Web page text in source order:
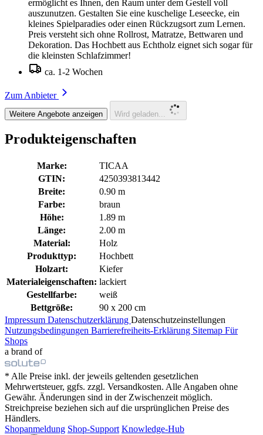
ermöglicht es Ihnen, den Raum unter dem Gestell voll
auszunutzen. Gestalten Sie eine kuschelige Leseecke, ein
kleines Spielparadies oder einen Rückzugsort zum Lernen.
Preis versteht sich ohne Rollrost, Matratze, Bettwaren und
Dekoration. Das Hochbett aus Echtholz eignet sich sogar für
die kleinsten Schlafzimmer!
ca. 1-2 Wochen
Zum Anbieter
Weitere Angebote anzeigen Wird geladen...
Produkteigenschaften
Marke:
TICAA
GTIN:
4250393813442
Breite:
0.90 m
Farbe:
braun
Höhe:
1.89 m
Länge:
2.00 m
Material:
Holz
Produkttyp:
Hochbett
Holzart:
Kiefer
Materialeigenschaften: lackiert
Gestellfarbe:
weiß
Bettgröße:
90 x 200 cm
Impressum Datenschutzerklärung Datenschutzeinstellungen
Nutzungsbedingungen Barrierefreiheits-Erklärung Sitemap Für
Shops
a brand of
* Alle Preise inkl. der jeweils geltenden gesetzlichen
Mehrwertsteuer, ggfs. zzgl. Versandkosten. Alle Angaben ohne
Gewähr. Änderungen sind in der Zwischenzeit möglich.
Streichpreise beziehen sich auf die ursprünglichen Preise des
Händlers.
Shopanmeldung Shop-Support Knowledge-Hub